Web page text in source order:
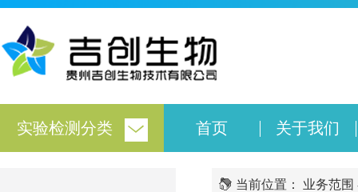
实验检测分类 首页 关于我们
当前位置： 业务范围